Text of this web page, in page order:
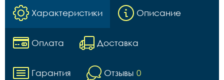
Характеристики Описание
Оплата Доставка
Гарантия Отзывы 0